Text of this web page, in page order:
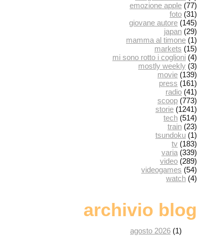
emozione apple (77)
foto (31)
giovane autore (145)
japan (29)
mamma al timone (1)
markets (15)
mi sono rotto i coglioni (4)
mostly weekly (3)
movie (139)
press (161)
radio (41)
scoop (773)
storie (1241)
tech (514)
train (23)
tsundoku (1)
tv (183)
varia (339)
video (289)
videogames (54)
watch (4)
archivio blog
agosto 2026 (1)